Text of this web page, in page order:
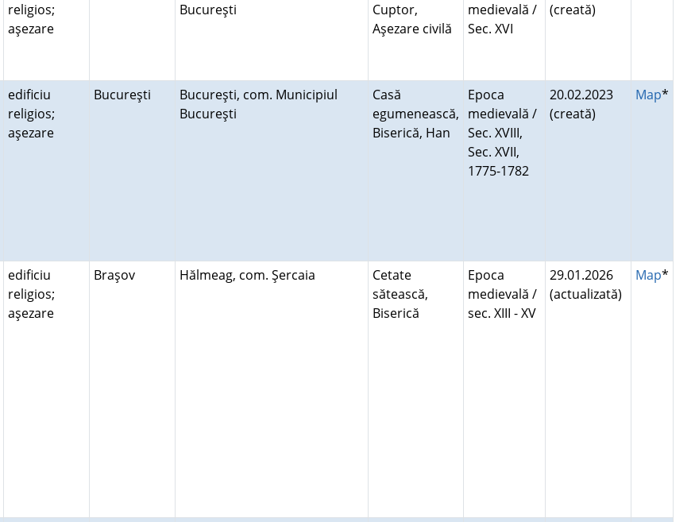
religios;
aşezare
Bucureşti
Cuptor,
Aşezare civilă
medievală /
Sec. XVI
(creată)
edificiu
religios;
aşezare
Bucureşti
Bucureşti, com. Municipiul
Bucureşti
Casă
egumenească,
Biserică, Han
Epoca
medievală /
Sec. XVIII,
Sec. XVII,
1775-1782
20.02.2023
(creată)
Map*
edificiu
religios;
aşezare
Braşov Hălmeag, com. Şercaia
Cetate
sătească,
Biserică
Epoca
medievală /
sec. XIII - XV
29.01.2026
(actualizată)
Map*